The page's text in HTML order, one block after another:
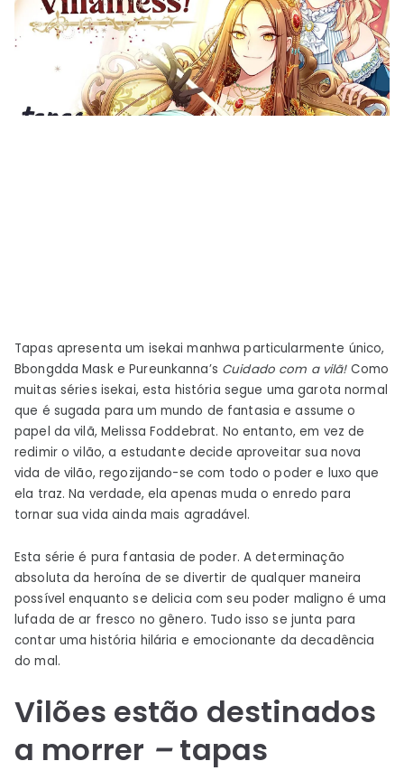
Tapas apresenta um isekai manhwa particularmente único,
Bbongdda Mask e Pureunkanna’s Cuidado com a vilã! Como
muitas séries isekai, esta história segue uma garota normal
que é sugada para um mundo de fantasia e assume o
papel da vilã, Melissa Foddebrat. No entanto, em vez de
redimir o vilão, a estudante decide aproveitar sua nova
vida de vilão, regozijando-se com todo o poder e luxo que
ela traz. Na verdade, ela apenas muda o enredo para
tornar sua vida ainda mais agradável.
Esta série é pura fantasia de poder. A determinação
absoluta da heroína de se divertir de qualquer maneira
possível enquanto se delicia com seu poder maligno é uma
lufada de ar fresco no gênero. Tudo isso se junta para
contar uma história hilária e emocionante da decadência
do mal.
Vilões estão destinados
a morrer –tapas